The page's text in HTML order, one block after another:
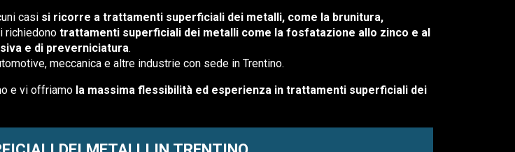
casi si ricorre a trattamenti superficiali dei metalli, come la brunitura,
richiedono trattamenti superficiali dei metalli come la fosfatazione allo zinco e al
e di preverniciatura.
meccanica e altre industrie con sede in Trentino.
e vi offriamo la massima flessibilità ed esperienza in trattamenti superficiali dei